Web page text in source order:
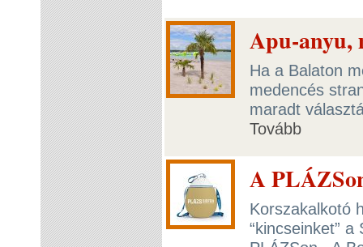
Apu-anyu,
Ha a Balaton
medencés
maradt
Tovább
A
Korszakalkotó
“kincseinket”